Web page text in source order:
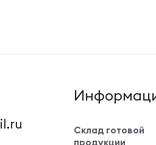
Склад готовой
продукции